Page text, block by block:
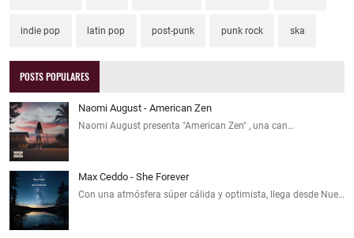
indie pop latin pop post-punk punk rock ska
POSTS POPULARES
Naomi August - American Zen
Naomi August presenta "American Zen" , una can…
Max Ceddo - She Forever
Con una atmósfera súper cálida y optimista, llega desde Nue…